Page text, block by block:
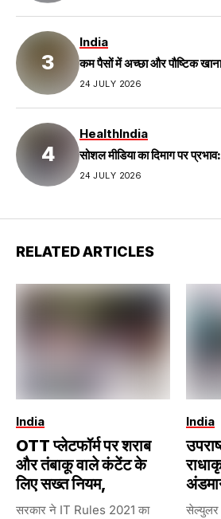
India
कम पैसों में अच्छा और पौष्टिक
24 JULY 2026
HealthIndia
सोशल मीडिया का दिमाग पर प्रभाव:
24 JULY 2026
RELATED ARTICLES
India
OTT प्लेटफॉर्म पर शराब
और तंबाकू वाले कंटेंट के
लिए सख्त नियम,
सरकार ने IT Rules 2021 का
India
सेल्युलर